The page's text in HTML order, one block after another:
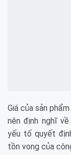
Giá của sản
nên định nghĩ
yếu tố quyết
tồn vong của